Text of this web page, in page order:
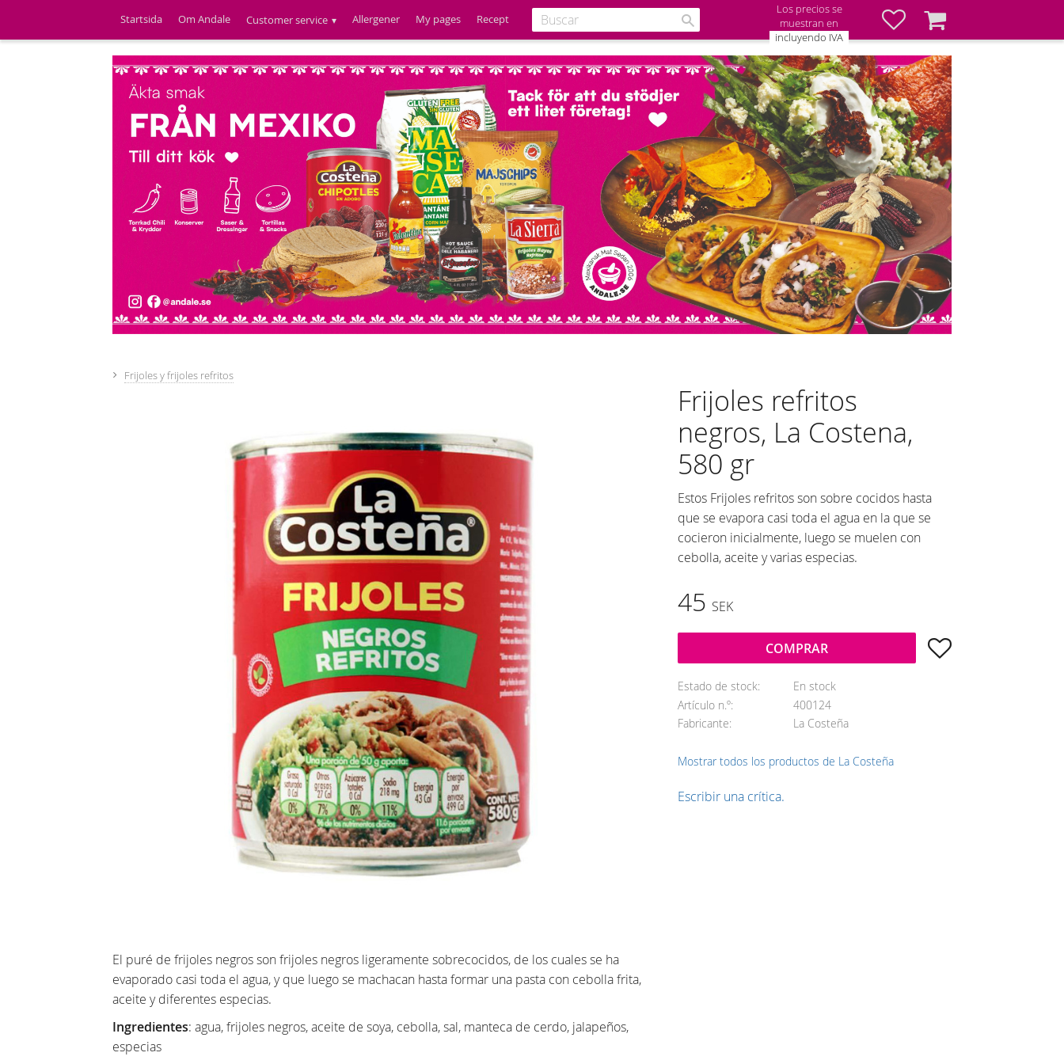
Startsida Om Andale Customer service Allergener My pages Recept
Los precios se
muestran en
incluyendo IVA
Favoritos
Cesta
Frijoles y frijoles refritos
Frijoles refritos
negros, La Costena,
580 gr
Estos Frijoles refritos son sobre cocidos hasta
que se evapora casi toda el agua en la que se
cocieron inicialmente, luego se muelen con
cebolla, aceite y varias especias.
45 SEK
COMPRAR Añadir a favoritos
Estado de stock
En stock
Artículo n.º
400124
Fabricante
La Costeña
Mostrar todos los productos de La Costeña
Escribir una crítica.
El puré de frijoles negros son frijoles negros ligeramente sobrecocidos, de los cuales se ha
evaporado casi toda el agua, y que luego se machacan hasta formar una pasta con cebolla frita,
aceite y diferentes especias.
Ingredientes: agua, frijoles negros, aceite de soya, cebolla, sal, manteca de cerdo, jalapeños,
especias